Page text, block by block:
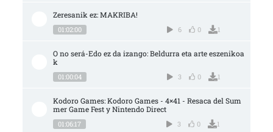
Zeresanik ez: MAKRIBA!
01:02:00 6 0 1
O no será-Edo ez da izango: Beldurra eta arte eszenikoa
k
01:00:04 3 0 1
Kodoro Games: Kodoro Games - 4×41 - Resaca del Sum
mer Game Fest y Nintendo Direct
01:06:17 3 0 1